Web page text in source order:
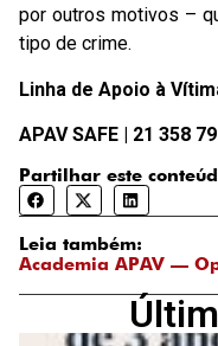
por outros motivos –
tipo de crime.
Linha de Apoio à
APAV SAFE | 21 358
Partilhar este
Leia também:
Academia APAV —